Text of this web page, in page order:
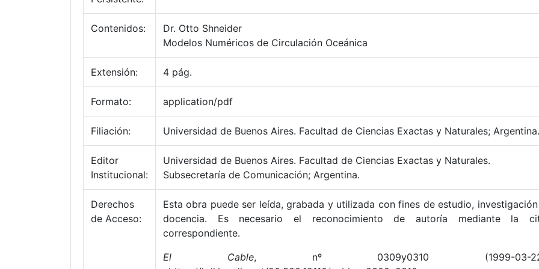
Contenidos:
Dr. Otto Shneider
Modelos Numéricos de Circulación Oceánica
Extensión: 4 pág.
Formato: application/pdf
Filiación: Universidad de Buenos Aires. Facultad de Ciencias Exactas y Naturales; Argentina.
Editor
Institucional:
Universidad de Buenos Aires. Facultad de Ciencias Exactas y Naturales.
Subsecretaría de Comunicación; Argentina.
Derechos
de Acceso:
Esta obra puede ser leída, grabada y utilizada con fines de estudio,
docencia. Es necesario el reconocimiento de autoría mediante la
correspondiente.
El Cable, nº 0309y0310 (1999-03-